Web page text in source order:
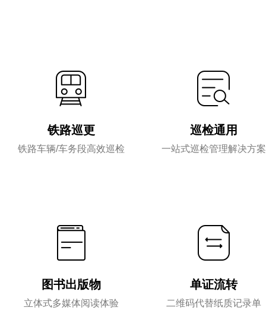
铁路巡更
铁路车辆/车务段高效巡检
巡检通用
一站式巡检管理解决方案
图书出版物
立体式多媒体阅读体验
单证流转
二维码代替纸质记录单